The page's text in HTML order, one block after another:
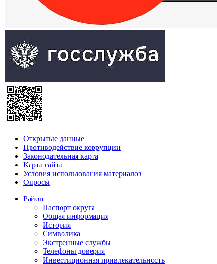
Открытые данные
Противодействие коррупции
Законодательная карта
Карта сайта
Условия использования материалов
Опросы
Район
Паспорт округа
Общая информация
История
Символика
Экстренные службы
Телефоны доверия
Инвестиционная привлекательность